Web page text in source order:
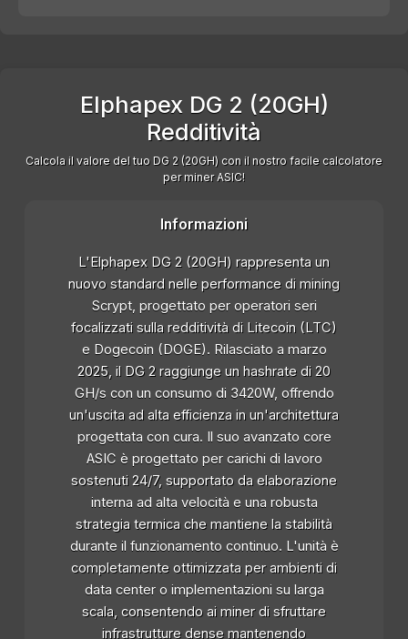
Elphapex DG 2 (20GH)
Redditività
Calcola il valore del tuo DG 2 (20GH) con il nostro facile calcolatore
per miner ASIC!
Informazioni
L'Elphapex DG 2 (20GH) rappresenta un
nuovo standard nelle performance di mining
Scrypt, progettato per operatori seri
focalizzati sulla redditività di Litecoin (LTC)
e Dogecoin (DOGE). Rilasciato a marzo
2025, il DG 2 raggiunge un hashrate di 20
GH/s con un consumo di 3420W, offrendo
un'uscita ad alta efficienza in un'architettura
progettata con cura. Il suo avanzato core
ASIC è progettato per carichi di lavoro
sostenuti 24/7, supportato da elaborazione
interna ad alta velocità e una robusta
strategia termica che mantiene la stabilità
durante il funzionamento continuo. L'unità è
completamente ottimizzata per ambienti di
data center o implementazioni su larga
scala, consentendo ai miner di sfruttare
infrastrutture dense mantenendo